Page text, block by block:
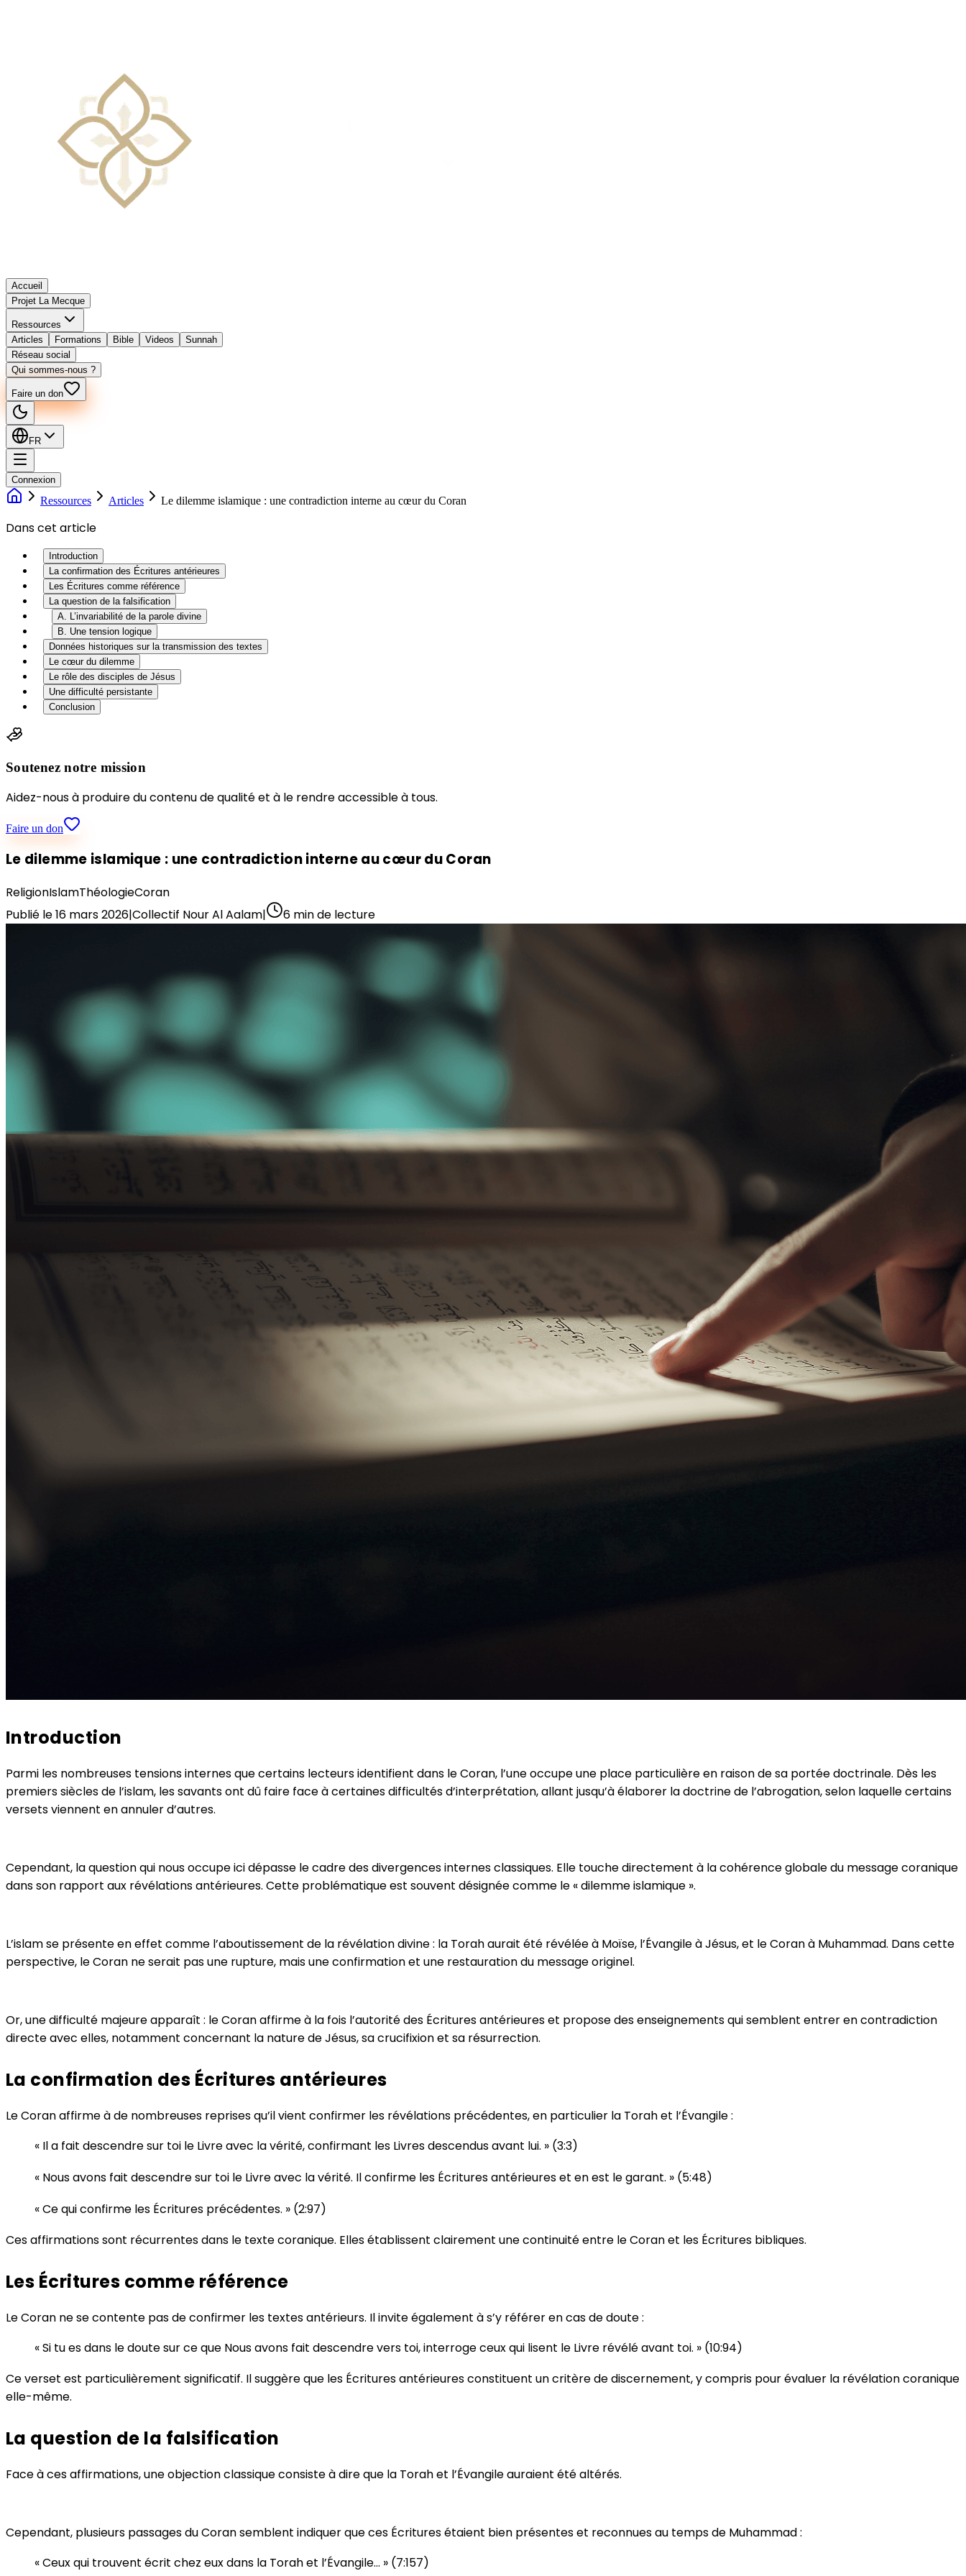
Accueil
Projet La Mecque
Ressources
Articles
Formations Bible Videos
Sunnah
Réseau social
Qui sommes-nous ?
Faire un don
FR
Connexion
Ressources Articles Le dilemme islamique : une contradiction interne au cœur du Coran
Dans cet article
Introduction
La confirmation des Écritures antérieures
Les Écritures comme référence
La question de la falsification
A. L’invariabilité de la parole divine
B. Une tension logique
Données historiques sur la transmission des textes
Le cœur du dilemme
Le rôle des disciples de Jésus
Une difficulté persistante
Conclusion
Soutenez notre mission
Aidez-nous à produire du contenu de qualité et à le rendre accessible à tous.
Faire un don
Le dilemme islamique : une contradiction interne au cœur du Coran
ReligionIslamThéologieCoran
Publié le16 mars 2026|Collectif Nour Al Aalam| 6 min de lecture
Introduction
Parmi les nombreuses tensions internes que certains lecteurs identifient dans le Coran, l’une occupe une place particulière en raison de sa portée doctrinale. Dès les
premiers siècles de l’islam, les savants ont dû faire face à certaines difficultés d’interprétation, allant jusqu’à élaborer la doctrine de l’abrogation, selon laquelle certains
versets viennent en annuler d’autres.
Cependant, la question qui nous occupe ici dépasse le cadre des divergences internes classiques. Elle touche directement à la cohérence globale du message coranique
dans son rapport aux révélations antérieures. Cette problématique est souvent désignée comme le « dilemme islamique ».
L’islam se présente en effet comme l’aboutissement de la révélation divine : la Torah aurait été révélée à Moïse, l’Évangile à Jésus, et le Coran à Muhammad. Dans cette
perspective, le Coran ne serait pas une rupture, mais une confirmation et une restauration du message originel.
Or, une difficulté majeure apparaît : le Coran affirme à la fois l’autorité des Écritures antérieures et propose des enseignements qui semblent entrer en contradiction
directe avec elles, notamment concernant la nature de Jésus, sa crucifixion et sa résurrection.
La confirmation des Écritures antérieures
Le Coran affirme à de nombreuses reprises qu’il vient confirmer les révélations précédentes, en particulier la Torah et l’Évangile :
« Il a fait descendre sur toi le Livre avec la vérité, confirmant les Livres descendus avant lui. » (3:3)
« Nous avons fait descendre sur toi le Livre avec la vérité. Il confirme les Écritures antérieures et en est le garant. » (5:48)
« Ce qui confirme les Écritures précédentes. » (2:97)
Ces affirmations sont récurrentes dans le texte coranique. Elles établissent clairement une continuité entre le Coran et les Écritures bibliques.
Les Écritures comme référence
Le Coran ne se contente pas de confirmer les textes antérieurs. Il invite également à s’y référer en cas de doute :
« Si tu es dans le doute sur ce que Nous avons fait descendre vers toi, interroge ceux qui lisent le Livre révélé avant toi. » (10:94)
Ce verset est particulièrement significatif. Il suggère que les Écritures antérieures constituent un critère de discernement, y compris pour évaluer la révélation coranique
elle-même.
La question de la falsification
Face à ces affirmations, une objection classique consiste à dire que la Torah et l’Évangile auraient été altérés.
Cependant, plusieurs passages du Coran semblent indiquer que ces Écritures étaient bien présentes et reconnues au temps de Muhammad :
« Ceux qui trouvent écrit chez eux dans la Torah et l’Évangile… » (7:157)